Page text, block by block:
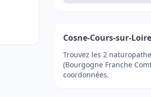
Cosne-Cours-sur-Loire
Trouvez les 2
(Bourgogne Franche
coordonnées.